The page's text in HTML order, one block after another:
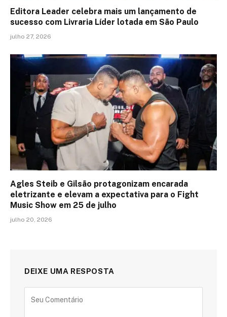
Editora Leader celebra mais um lançamento de
sucesso com Livraria Líder lotada em São Paulo
julho 27, 2026
Agles Steib e Gilsão protagonizam encarada
eletrizante e elevam a expectativa para o Fight
Music Show em 25 de julho
julho 20, 2026
DEIXE UMA RESPOSTA